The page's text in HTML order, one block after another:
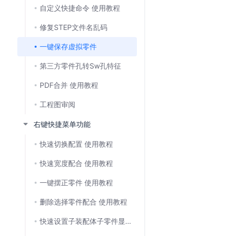
自定义快捷命令 使用教程
修复STEP文件名乱码
一键保存虚拟零件
第三方零件孔转Sw孔特征
PDF合并 使用教程
工程图审阅
右键快捷菜单功能
快速切换配置 使用教程
快速宽度配合 使用教程
一键摆正零件 使用教程
删除选择零件配合 使用教程
快速设置子装配体子零件显示状态 使用教程